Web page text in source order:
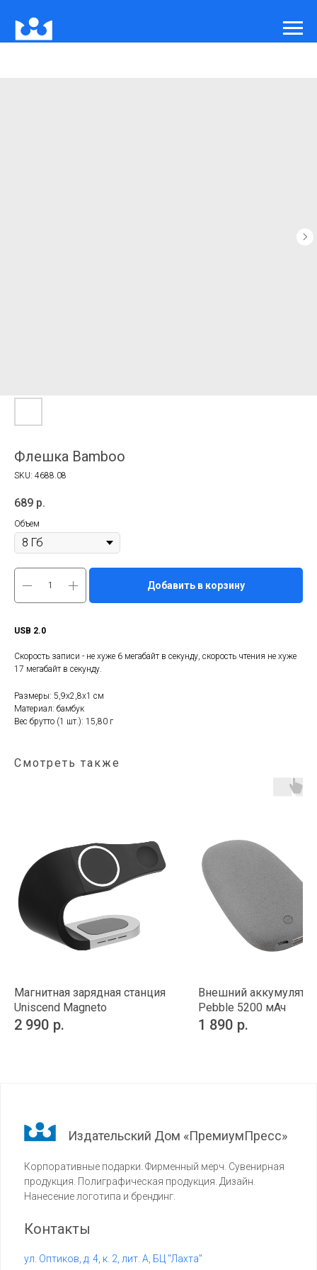
Флешка Bamboo
SKU: 4688.08
689 р.
Объем
Добавить в корзину
USB 2.0
Скорость записи - не хуже 6 мегабайт в секунду, скорость чтения не хуже
17 мегабайт в секунду.
Размеры: 5,9х2,8х1 см
Материал: бамбук
Вес брутто (1 шт.): 15,80 г
Смотреть также
Магнитная зарядная станция
Uniscend Magneto
2 990 р.
Внешний аккумулятор
Pebble 5200 мАч
1 890 р.
Издательский Дом «ПремиумПресс»
Корпоративные подарки. Фирменный мерч. Сувенирная
продукция. Полиграфическая продукция. Дизайн.
Нанесение логотипа и брендинг.
Контакты
ул. Оптиков, д. 4, к. 2, лит. А, БЦ "Лахта"